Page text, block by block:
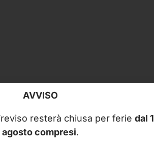
AVVISO
resterà chiusa per ferie dal
agosto compresi.